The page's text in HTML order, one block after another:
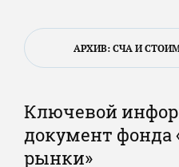
АРХИВ: СЧА И
Ключевой
документ
рынки»